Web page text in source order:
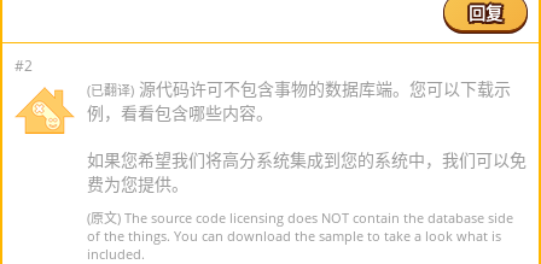
回复
#2
(已翻译) 源代码许可不包含事物的数据库端。您可以下载示
例，看看包含哪些内容。
如果您希望我们将高分系统集成到您的系统中，我们可以免
费为您提供。
(原文) The source code licensing does NOT contain the database side
of the things. You can download the sample to take a look what is
included.